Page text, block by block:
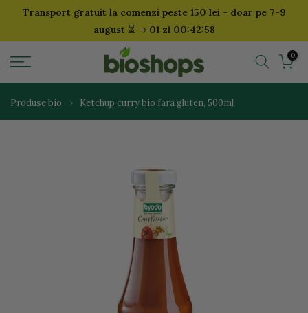
SariTransport gratuit la comenzi peste 150 lei - doar pe 7-9
august ⏳ 01 zi 00:42:57
0
Produse bio Ketchup curry bio fara gluten, 500ml